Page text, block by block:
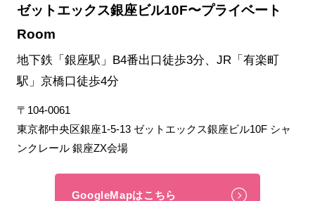
ゼットエックス銀座ビル10F〜プライベート
Room
地下鉄「銀座駅」B4番出口徒歩3分、JR「有楽町
駅」京橋口徒歩4分
〒104-0061
東京都中央区銀座1-5-13 ゼットエックス銀座ビル10F シャ
ンクレール 銀座ZX会場
GoogleMapはこちら